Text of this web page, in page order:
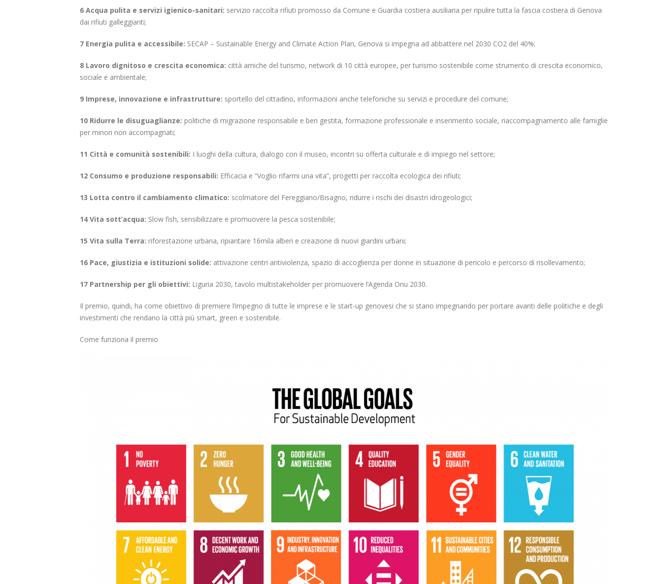
6 Acqua pulita e servizi igienico-sanitari: servizio raccolta rifiuti promosso da Comune e Guardia costiera ausiliaria per ripulire tutta la fascia costiera di Genova
dai rifiuti galleggianti;
7 Energia pulita e accessibile: SECAP – Sustainable Energy and Climate Action Plan, Genova si impegna ad abbattere nel 2030 CO2 del 40%;
8 Lavoro dignitoso e crescita economica: città amiche del turismo, network di 10 città europee, per turismo sostenibile come strumento di crescita economico,
sociale e ambientale;
9 Imprese, innovazione e infrastrutture: sportello del cittadino, informazioni anche telefoniche su servizi e procedure del comune;
10 Ridurre le disuguaglianze: politiche di migrazione responsabile e ben gestita, formazione professionale e inserimento sociale, riaccompagnamento alle famiglie
per minori non accompagnati;
11 Città e comunità sostenibili: I luoghi della cultura, dialogo con il museo, incontri su offerta culturale e di impiego nel settore;
12 Consumo e produzione responsabili: Efficacia e “Voglio rifarmi una vita”, progetti per raccolta ecologica dei rifiuti;
13 Lotta contro il cambiamento climatico: scolmatore del Fereggiano/Bisagno, ridurre i rischi dei disastri idrogeologici;
14 Vita sott’acqua: Slow fish, sensibilizzare e promuovere la pesca sostenibile;
15 Vita sulla Terra: riforestazione urbana, ripiantare 16mila alberi e creazione di nuovi giardini urbani;
16 Pace, giustizia e istituzioni solide: attivazione centri antiviolenza, spazio di accoglienza per donne in situazione di pericolo e percorso di risollevamento;
17 Partnership per gli obiettivi: Liguria 2030, tavolo multistakeholder per promuovere l’Agenda Onu 2030.
Il premio, quindi, ha come obiettivo di premiere l’impegno di tutte le imprese e le start-up genovesi che si stano impegnando per portare avanti delle politiche e degli
investimenti che rendano la città più smart, green e sostenibile.
Come funziona il premio